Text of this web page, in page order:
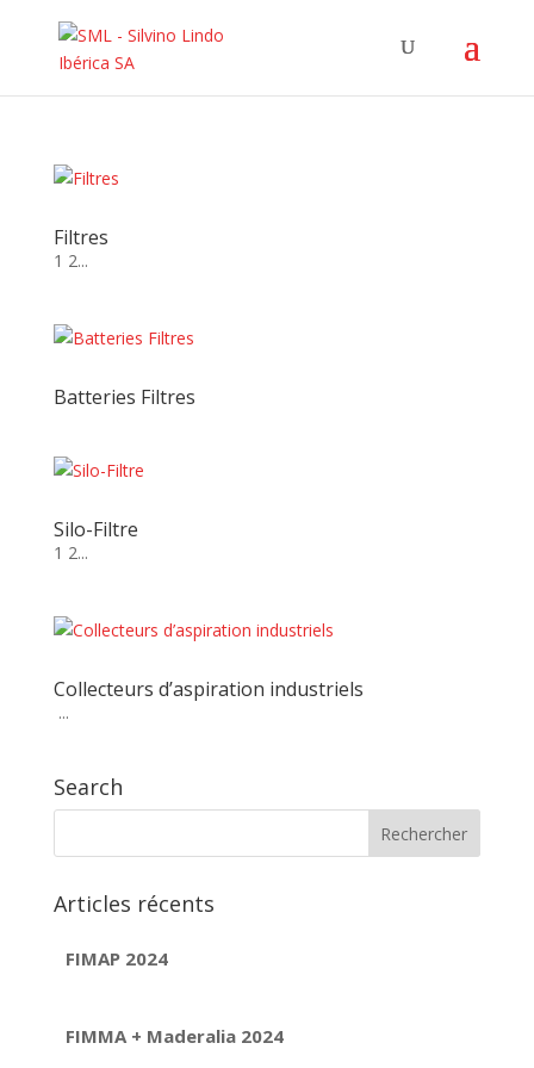
Filtres
1 2...
Batteries Filtres
Silo-Filtre
1 2...
Collecteurs d’aspiration industriels
...
Search
Articles récents
FIMAP 2024
FIMMA + Maderalia 2024